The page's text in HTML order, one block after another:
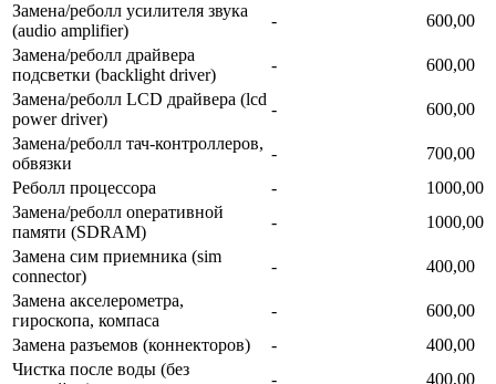
Замена/реболл усилителя звука
(audio amplifier)
-
600,00
Замена/реболл драйвера
подсветки (backlight driver)
-
600,00
Замена/реболл LCD драйвера (lcd
power driver)
-
600,00
Замена/реболл тач-контроллеров,
обвязки
-
700,00
Реболл процессора
-
1000,00
Замена/реболл onepaтивной
памяти (SDRAM)
-
1000,00
Замена сим приемника (sim
connector)
-
400,00
Замена акселерометра,
гироскопа, компаса
-
600,00
Замена разъемов (коннекторов)
-
400,00
Чистка после воды (без
- 400,00